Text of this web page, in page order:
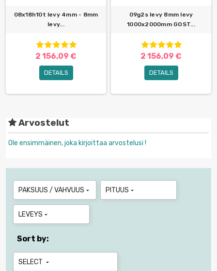
08x18h10t levy 4mm - 8mm
levy...
2 156,09 €
DETAILS
09g2s levy 8mm levy
1000x2000mm GOST...
2 156,09 €
DETAILS
Arvostelut
Ole ensimmäinen, joka kirjoittaa arvostelusi !
PAKSUUS / VAHVUUS  PITUUS 
LEVEYS 
Sort by:
SELECT 